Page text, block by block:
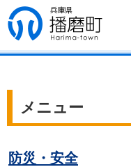
兵庫県 播磨
町
メニュー
防災・安全